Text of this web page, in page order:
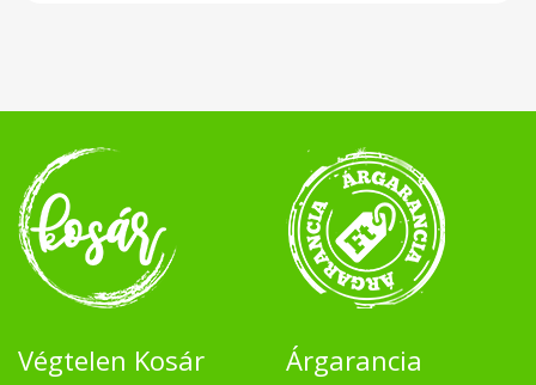
Végtelen Kosár Árgarancia